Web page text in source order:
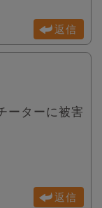
返信
ーターに被害
返信